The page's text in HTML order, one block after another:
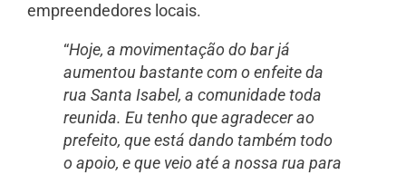
empreendedores locais.
“Hoje, a movimentação do bar já
aumentou bastante com o enfeite da
rua Santa Isabel, a comunidade toda
reunida. Eu tenho que agradecer ao
prefeito, que está dando também todo
o apoio, e que veio até a nossa rua para